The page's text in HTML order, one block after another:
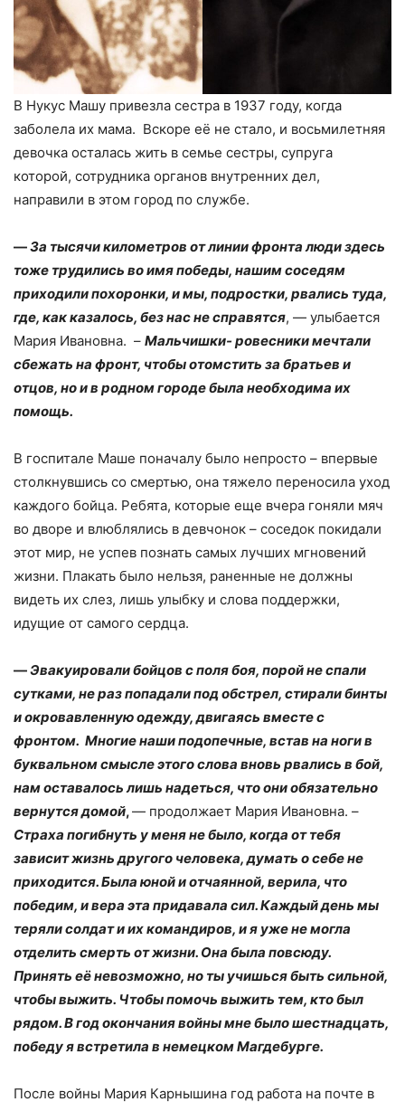
В Нукус Машу привезла сестра в 1937 году, когда
заболела их мама. Вскоре её не стало, и восьмилетняя
девочка осталась жить в семье сестры, супруга
которой, сотрудника органов внутренних дел,
направили в этом город по службе.
—За тысячи километров от линии фронта люди здесь
тоже трудились во имя победы, нашим соседям
приходили похоронки, и мы, подростки, рвались туда,
где, как казалось, без нас не справятся, — улыбается
Мария Ивановна. – Мальчишки- ровесники мечтали
сбежать на фронт, чтобы отомстить за братьев и
отцов, но и в родном городе была необходима их
помощь.
В госпитале Маше поначалу было непросто – впервые
столкнувшись со смертью, она тяжело переносила уход
каждого бойца. Ребята, которые еще вчера гоняли мяч
во дворе и влюблялись в девчонок – соседок покидали
этот мир, не успев познать самых лучших мгновений
жизни. Плакать было нельзя, раненные не должны
видеть их слез, лишь улыбку и слова поддержки,
идущие от самого сердца.
—Эвакуировали бойцов с поля боя, порой не спали
сутками, не раз попадали под обстрел, стирали бинты
и окровавленную одежду, двигаясь вместе с
фронтом. Многие наши подопечные, встав на ноги в
буквальном смысле этого слова вновь рвались в бой,
нам оставалось лишь надеться, что они обязательно
вернутся домой,— продолжает Мария Ивановна. –
Страха погибнуть у меня не было, когда от тебя
зависит жизнь другого человека, думать о себе не
приходится. Была юной и отчаянной, верила, что
победим, и вера эта придавала сил. Каждый день мы
теряли солдат и их командиров, и я уже не могла
отделить смерть от жизни. Она была повсюду.
Принять её невозможно, но ты учишься быть сильной,
чтобы выжить. Чтобы помочь выжить тем, кто был
рядом. В год окончания войны мне было шестнадцать,
победу я встретила в немецком Магдебурге.
После войны Мария Карнышина год работа на почте в